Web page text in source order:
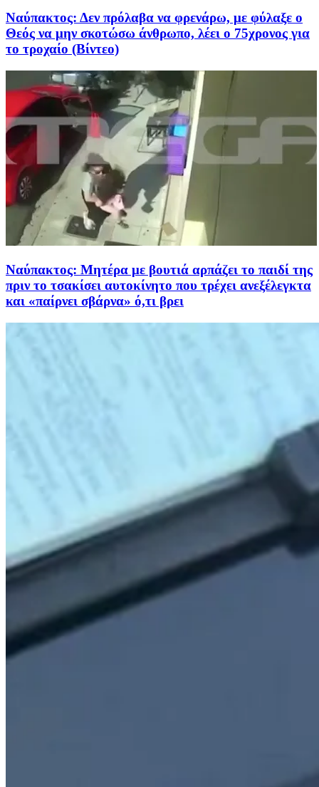
Ναύπακτος: Δεν πρόλαβα να φρενάρω, με φύλαξε ο
Θεός να μην σκοτώσω άνθρωπο, λέει ο 75χρονος για
το τροχαίο (Βίντεο)
Ναύπακτος: Μητέρα με βουτιά αρπάζει το παιδί της
πριν το τσακίσει αυτοκίνητο που τρέχει ανεξέλεγκτα
και «παίρνει σβάρνα» ό,τι βρει